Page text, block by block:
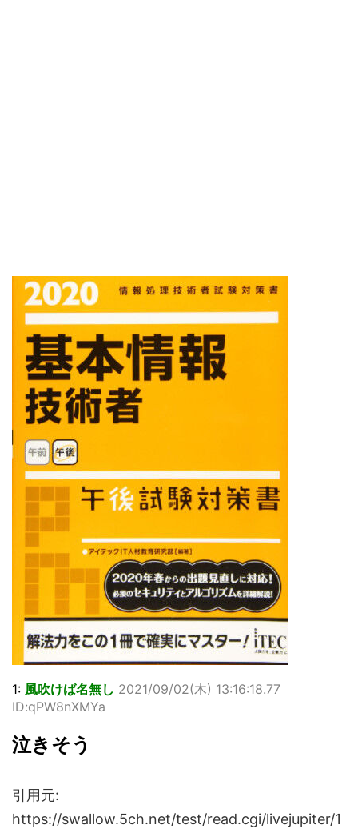
1: 風吹けば名無し 2021/09/02(木) 13:16:18.77
ID:qPW8nXMYa
泣きそう
引用元:
https://swallow.5ch.net/test/read.cgi/livejupiter/1